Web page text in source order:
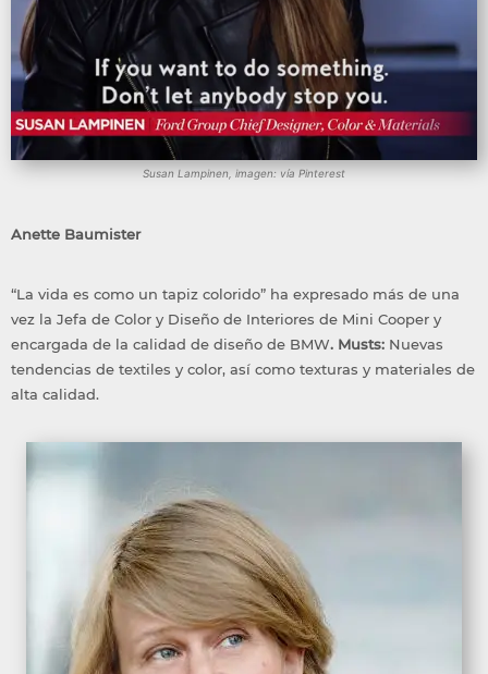
Susan Lampinen, imagen: vía Pinterest
Anette Baumister
“La vida es como un tapiz colorido” ha expresado más de una
vez la Jefa de Color y Diseño de Interiores de Mini Cooper y
encargada de la calidad de diseño de BMW. Musts: Nuevas
tendencias de textiles y color, así como texturas y materiales de
alta calidad.